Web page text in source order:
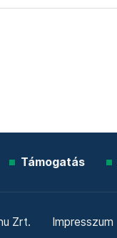
Támogatás
Zrt. Impresszum